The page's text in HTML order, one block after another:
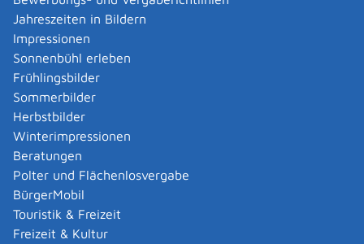
Jahreszeiten in Bildern
Impressionen
Sonnenbühl erleben
Frühlingsbilder
Sommerbilder
Herbstbilder
Winterimpressionen
Beratungen
Polter und Flächenlosvergabe
BürgerMobil
Touristik & Freizeit
Freizeit & Kultur
anmelden
Als berechtigte Person Fahrzeugregisterauskunft
(Halterauskunft) beantragen
Als Servicedienstleisterin oder Servicedienstleister
im Rahmen der Geldwäscheaufsicht registrieren
Altenpfleger, Arbeitserzieher, Haus- und
Familienpfleger, Heilerziehungsassistent,
Heilpädagoge, Jugend- und Heimerzieher,
Sozialarbeiter, Sozialpädagoge mit ausländischer
Berufsausbildung – Erlaubnis zur Führung der
Berufsbezeichnung beantragen
Altersrente - Rente bei vorzeitigem Eintritt in den